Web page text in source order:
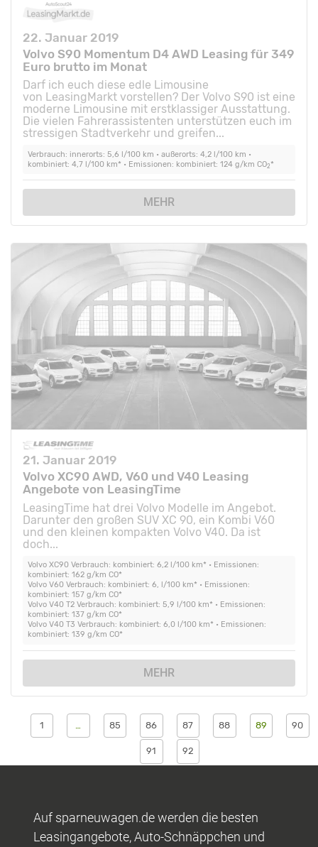
22. Januar 2019
Volvo S90 Momentum D4 AWD Leasing für 349
Euro brutto im Monat
Darf ich euch diese edle Limousine
von LeasingMarkt vorstellen? Der Volvo S90 ist eine
moderne Limousine mit erstklassiger Ausstattung.
Die vielen Fahrerassistenten unterstützen euch im
stressigen Stadtverkehr und greifen...
Verbrauch: innerorts: 5,6 l/100 km • außerorts: 4,2 l/100 km •
kombiniert: 4,7 l/100 km* • Emissionen: kombiniert: 124 g/km CO2*
MEHR
21. Januar 2019
Volvo XC90 AWD, V60 und V40 Leasing
Angebote von LeasingTime
LeasingTime hat drei Volvo Modelle im Angebot.
Darunter den großen SUV XC 90, ein Kombi V60
und den kleinen kompakten Volvo V40. Da ist
doch...
Volvo XC90 Verbrauch: kombiniert: 6,2 l/100 km* • Emissionen:
kombiniert: 162 g/km CO*
Volvo V60 Verbrauch: kombiniert: 6, l/100 km* • Emissionen:
kombiniert: 157 g/km CO*
Volvo V40 T2 Verbrauch: kombiniert: 5,9 l/100 km* • Emissionen:
kombiniert: 137 g/km CO*
Volvo V40 T3 Verbrauch: kombiniert: 6,0 l/100 km* • Emissionen:
kombiniert: 139 g/km CO*
MEHR
1 85 86 87 88 89 90
91 92
Auf sparneuwagen.de werden die besten
Leasingangebote, Auto-Schnäppchen und